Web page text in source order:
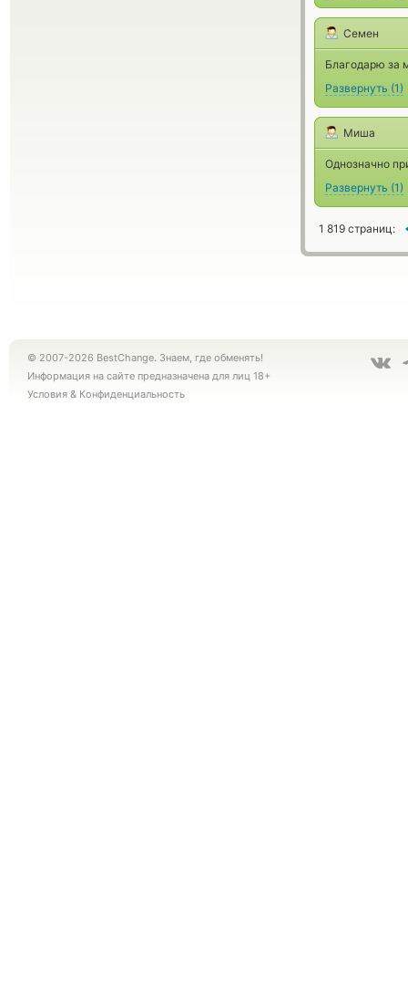
Семен
Благодарю за
Развернуть (1)
Миша
Однозначно
Развернуть (1)
1 819 страниц:
© 2007-2026 BestChange. Знаем, где обменять!
Информация на сайте предназначена для лиц 18+
Условия & Конфиденциальность